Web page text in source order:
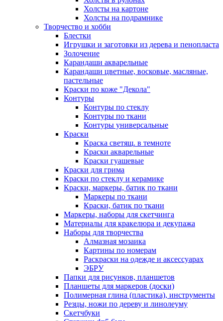
Холсты на картоне
Холсты на подрамнике
Творчество и хобби
Блестки
Игрушки и заготовки из дерева и пенопласта
Золочение
Карандаши акварельные
Карандаши цветные, восковые, масляные,
пастельные
Краски по коже "Декола"
Контуры
Контуры по стеклу
Контуры по ткани
Контуры универсальные
Краски
Краска светящ. в темноте
Краски акварельные
Краски гуашевые
Краски для грима
Краски по стеклу и керамике
Краски, маркеры, батик по ткани
Маркеры по ткани
Краски, батик по ткани
Маркеры, наборы для скетчинга
Материалы для кракелюра и декупажа
Наборы для творчества
Алмазная мозаика
Картины по номерам
Раскраски на одежде и аксессуарах
ЭБРУ
Папки для рисунков, планшетов
Планшеты для маркеров (доски)
Полимерная глина (пластика), инструменты
Резцы, ножи по дереву и линолеуму
Скетчбуки